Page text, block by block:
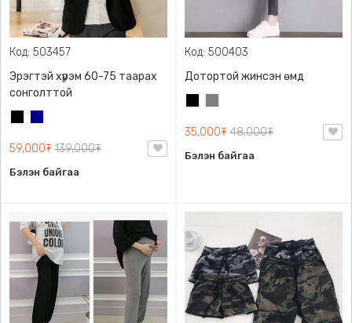
Код: 503457
Эрэгтэй хүрэм 60-75 таарах
сонголттой
59,000₮ 139,000₮
Бэлэн байгаа
Код: 500403
Дотортой жинсэн өмд
35,000₮ 48,000₮
Бэлэн байгаа